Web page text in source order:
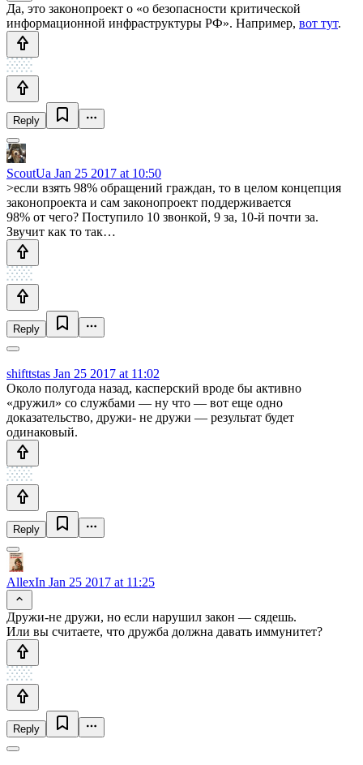
Да, это законопроект о «о безопасности критической
информационной инфраструктуры РФ». Например, вот тут.
Reply
ScoutUa Jan 25 2017 at 10:50
>если взять 98% обращений граждан, то в целом концепция
законопроекта и сам законопроект поддерживается
98% от чего? Поступило 10 звонкой, 9 за, 10-й почти за.
Звучит как то так…
Reply
shifttstas Jan 25 2017 at 11:02
Около полугода назад, касперский вроде бы активно
«дружил» со службами — ну что — вот еще одно
доказательство, дружи- не дружи — результат будет
одинаковый.
Reply
AllexIn Jan 25 2017 at 11:25
Дружи-не дружи, но если нарушил закон — сядешь.
Или вы считаете, что дружба должна давать иммунитет?
Reply